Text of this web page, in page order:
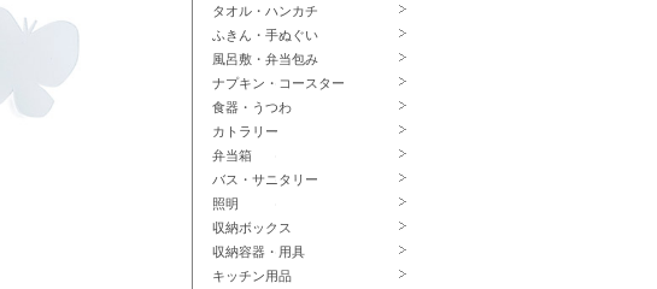
タオル・ハンカチ
ふきん・手ぬぐい
風呂敷・弁当包み
ナプキン・コースター
食器・うつわ
カトラリー
弁当箱
バス・サニタリー
照明
収納ボックス
収納容器・用具
キッチン用品